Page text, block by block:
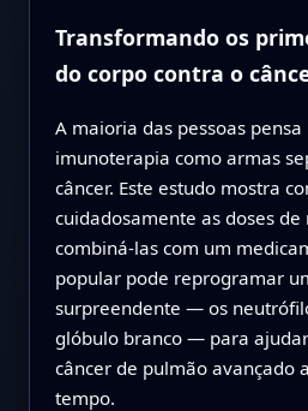
Transformando os
do corpo contra o
A maioria das pessoas
imunoterapia como armas
câncer. Este estudo mostra
cuidadosamente as doses de
combiná‑las com um
popular pode reprogramar
surpreendente — os
glóbulo branco — para
câncer de pulmão avançado
tempo.